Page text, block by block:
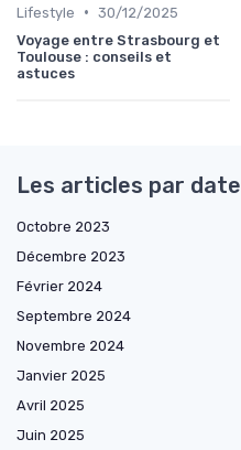
Lifestyle • 30/12/2025
Voyage entre Strasbourg et
Toulouse : conseils et
astuces
Les articles par date
Octobre 2023
Décembre 2023
Février 2024
Septembre 2024
Novembre 2024
Janvier 2025
Avril 2025
Juin 2025